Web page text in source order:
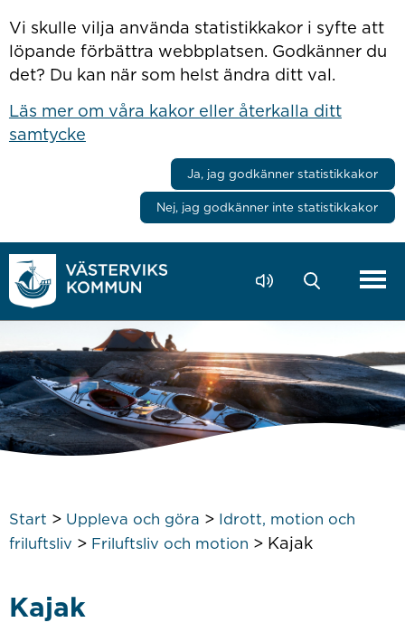
Vi skulle vilja använda statistikkakor i syfte att
löpande förbättra webbplatsen. Godkänner du
det? Du kan när som helst ändra ditt val.
Läs mer om våra kakor eller återkalla ditt
samtycke
Ja, jag godkänner statistikkakor
Nej, jag godkänner inte statistikkakor
Start > Uppleva och göra > Idrott, motion och
friluftsliv > Friluftsliv och motion > Kajak
Kajak